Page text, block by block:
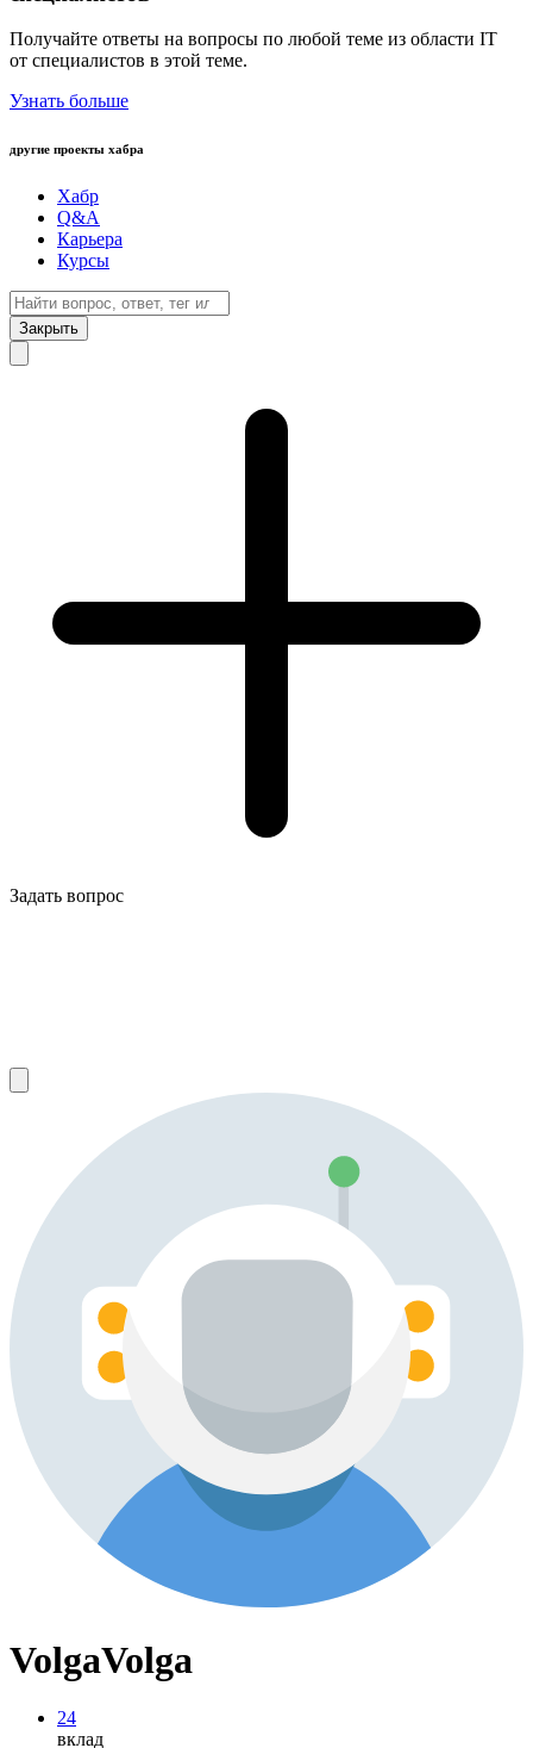
Получайте ответы на вопросы по любой теме из области IT
от специалистов в этой теме.
Узнать больше
другие проекты хабра
Хабр
Q&A
Карьера
Курсы
Закрыть
Задать вопрос
VolgaVolga
24
вклад